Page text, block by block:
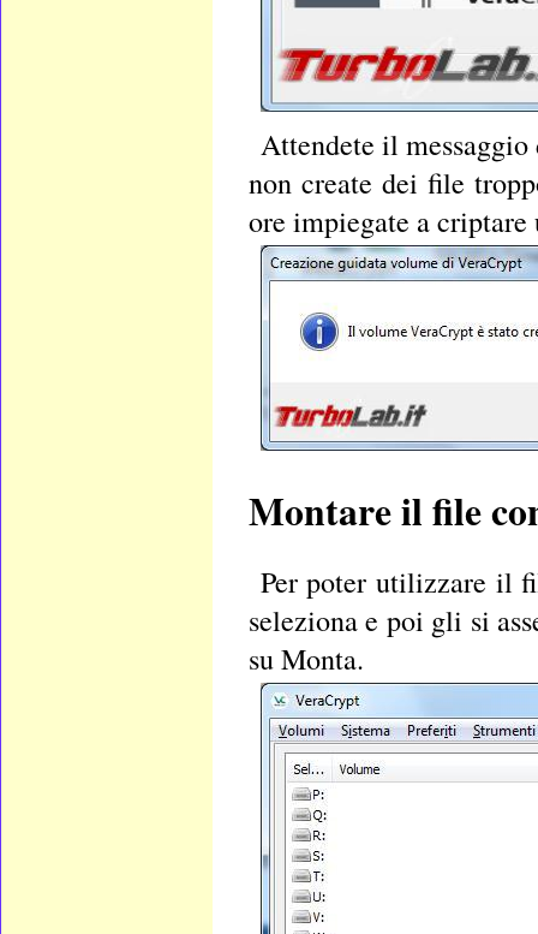
Attendete il
non create dei file
ore impiegate a
Montare il file
Per poter utilizzare il
seleziona e poi gli si
suMonta.